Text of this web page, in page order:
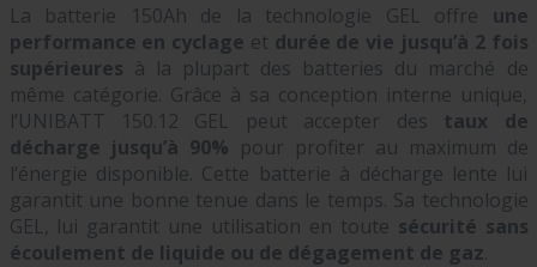
La batterie 150Ah de la technologie GEL offre une
performance en cyclage et durée de vie jusqu’à 2 fois
supérieures à la plupart des batteries du marché de
même catégorie. Grâce à sa conception interne unique,
l’UNIBATT 150.12 GEL peut accepter des taux de
décharge jusqu’à 90% pour profiter au maximum de
l’énergie disponible. Cette batterie à décharge lente lui
garantit une bonne tenue dans le temps. Sa technologie
GEL, lui garantit une utilisation en toute sécurité sans
écoulement de liquide ou de dégagement de gaz.